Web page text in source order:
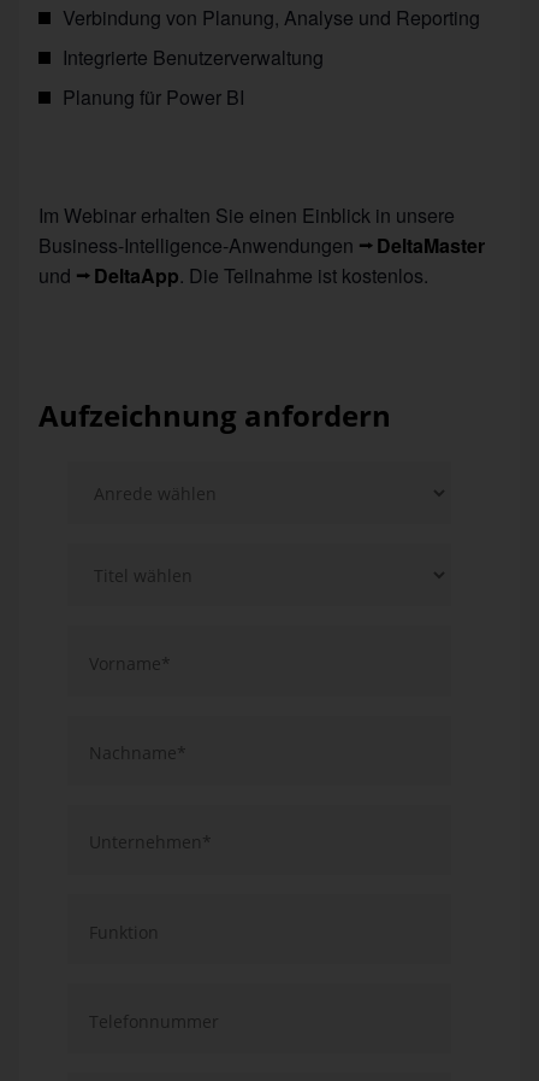
Verbindung von Planung, Analyse und Reporting
Integrierte Benutzerverwaltung
Planung für Power BI
Im Webinar erhalten Sie einen Einblick in unsere
Business-Intelligence-Anwendungen
DeltaMaster
und
DeltaApp. Die Teilnahme ist kostenlos.
Aufzeichnung anfordern